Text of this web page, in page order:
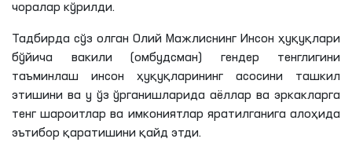
чоралар кўрилди.
Тадбирда сўз олган Олий Мажлиснинг Инсон ҳуқуқлари
бўйича вакили (омбудсман) гендер тенглигини
таъминлаш инсон ҳуқуқларининг асосини ташкил
этишини ва у ўз ўрганишларида аёллар ва эркакларга
тенг шароитлар ва имкониятлар яратилганига алоҳида
эътибор қаратишини қайд этди.